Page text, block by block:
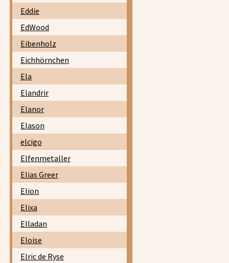
Eddie
EdWood
Eibenholz
Eichhörnchen
Ela
Elandrir
Elanor
Elason
elcigo
Elfenmetaller
Elias Greer
Elion
Elixa
Elladan
Eloise
Elric de Ryse